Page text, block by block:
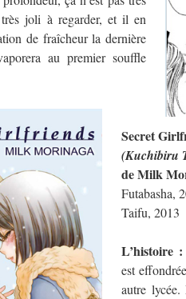
très joli à regarder, et il en
de fraîcheur la dernière
au premier souffle
Secret
(Kuchibiru
de Milk
Futabasha,
Taifu, 2013
L’histoire :
est
autre